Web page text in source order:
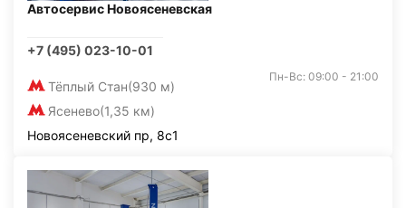
Автосервис Новоясеневская
+7 (495) 023-10-01
Тёплый Стан(930 м)
Ясенево(1,35 км)
Пн-Вс: 09:00 - 21:00
Новоясеневский пр, 8с1